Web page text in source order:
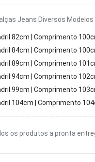
Jeans Diversos
82cm | Comprimento
84cm | Comprimento
89cm | Comprimento
94cm | Comprimento
99cm | Comprimento
104cm | Comprimento
os produtos a pronta